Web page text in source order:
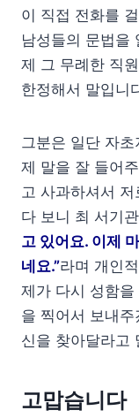
이 직접 전화를
남성들의 문법을
제 그 무례한 직
한정해서 말입니
그분은 일단 자
제 말을 잘 들어
고 사과하셔서
다 보니 최 서기
고 있어요. 이제
네요.”라며 개인
제가 다시 성함
을 찍어서 보내
신을 찾아달라고
고맙습니다